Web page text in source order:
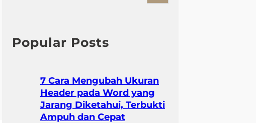
h
Popular Posts
7 Cara Mengubah Ukuran
Header pada Word yang
Jarang Diketahui, Terbukti
Ampuh dan Cepat